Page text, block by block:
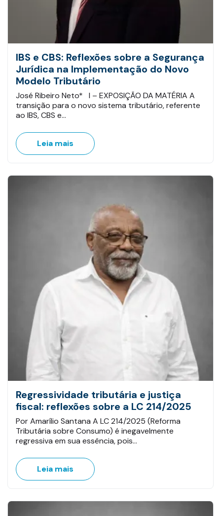
IBS e CBS: Reflexões sobre a Segurança
Jurídica na Implementação do Novo
Modelo Tributário
José Ribeiro Neto* I – EXPOSIÇÃO DA MATÉRIA A
transição para o novo sistema tributário, referente
ao IBS, CBS e…
Leia mais
Regressividade tributária e justiça
fiscal: reflexões sobre a LC 214/2025
Por Amarílio Santana A LC 214/2025 (Reforma
Tributária sobre Consumo) é inegavelmente
regressiva em sua essência, pois…
Leia mais